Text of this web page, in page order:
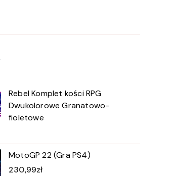
Rebel Komplet kości RPG
Dwukolorowe Granatowo-
fioletowe
MotoGP 22 (Gra PS4)
230,99zł